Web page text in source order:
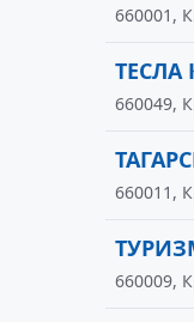
660001,
ТЕСЛА
660049,
660011,
660009,